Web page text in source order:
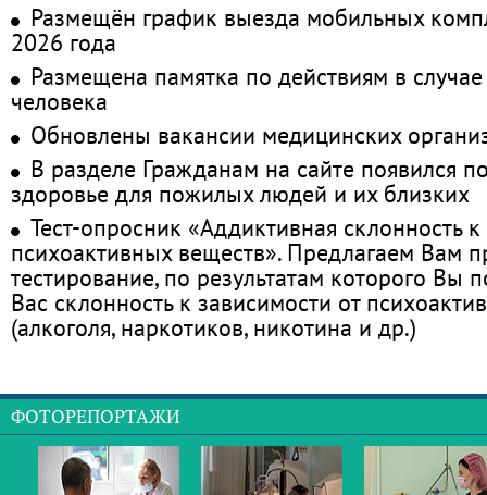
Размещён график выезда мобильных
2026 года
Размещена памятка по действиям в
человека
Обновлены вакансии медицинских
В разделе Гражданам на сайте появился
здоровье для пожилых людей и их близких
Тест-опросник «Аддиктивная склонность
психоактивных веществ». Предлагаем Вам
тестирование, по результатам которого Вы
Вас склонность к зависимости от
(алкоголя, наркотиков, никотина и др.)
ФОТОРЕПОРТАЖИ